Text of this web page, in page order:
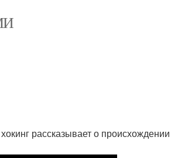
рассказывает о